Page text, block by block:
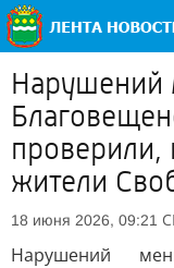
Нарушений
проверили,
жители
18 июня 2026, 09:21
Нарушений